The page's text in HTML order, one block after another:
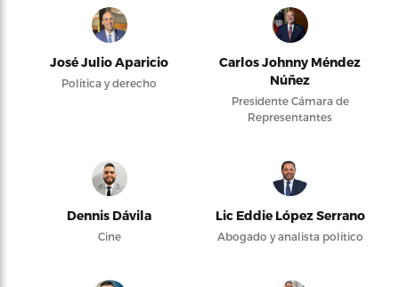
José Julio Aparicio
Política y derecho
Carlos Johnny Méndez
Núñez
Presidente Cámara de
Representantes
Dennis Dávila
Cine
Lic Eddie López Serrano
Abogado y analista político